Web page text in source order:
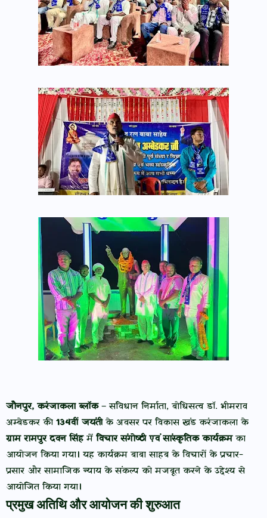
जौनपुर, करंजाकला ब्लॉक– संविधान निर्माता, बोधिसत्व डॉ. भीमराव
अम्बेडकर की 134वीं जयंतीके अवसर पर विकास खंड करंजाकला के
ग्राम रामपुर दवन सिंहमें विचार संगोष्ठी एवं सांस्कृतिक कार्यक्रमका
आयोजन किया गया। यह कार्यक्रम बाबा साहब के विचारों के प्रचार-
प्रसार और सामाजिक न्याय के संकल्प को मजबूत करने के उद्देश्य से
आयोजित किया गया।
प्रमुख अतिथि और आयोजन की शुरुआत